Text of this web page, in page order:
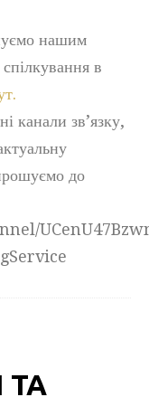
нашим
в
канали зв’язку,
до
ТА